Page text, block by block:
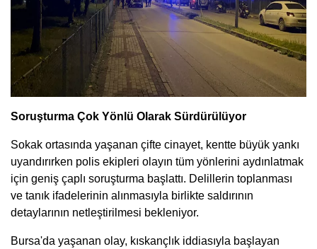
Soruşturma Çok Yönlü Olarak Sürdürülüyor
Sokak ortasında yaşanan çifte cinayet, kentte büyük yankı
uyandırırken polis ekipleri olayın tüm yönlerini aydınlatmak
için geniş çaplı soruşturma başlattı. Delillerin toplanması
ve tanık ifadelerinin alınmasıyla birlikte saldırının
detaylarının netleştirilmesi bekleniyor.
Bursa'da yaşanan olay, kıskançlık iddiasıyla başlayan